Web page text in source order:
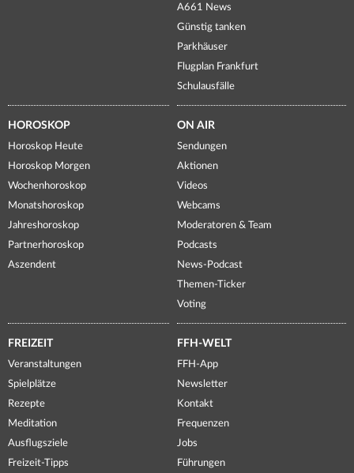
A661 News
Günstig tanken
Parkhäuser
Flugplan Frankfurt
Schulausfälle
HOROSKOP
Horoskop Heute
Horoskop Morgen
Wochenhoroskop
Monatshoroskop
Jahreshoroskop
Partnerhoroskop
Aszendent
ON AIR
Sendungen
Aktionen
Videos
Webcams
Moderatoren & Team
Podcasts
News-Podcast
Themen-Ticker
Voting
FREIZEIT
Veranstaltungen
Spielplätze
Rezepte
Meditation
Ausflugsziele
Freizeit-Tipps
FFH-WELT
FFH-App
Newsletter
Kontakt
Frequenzen
Jobs
Führungen